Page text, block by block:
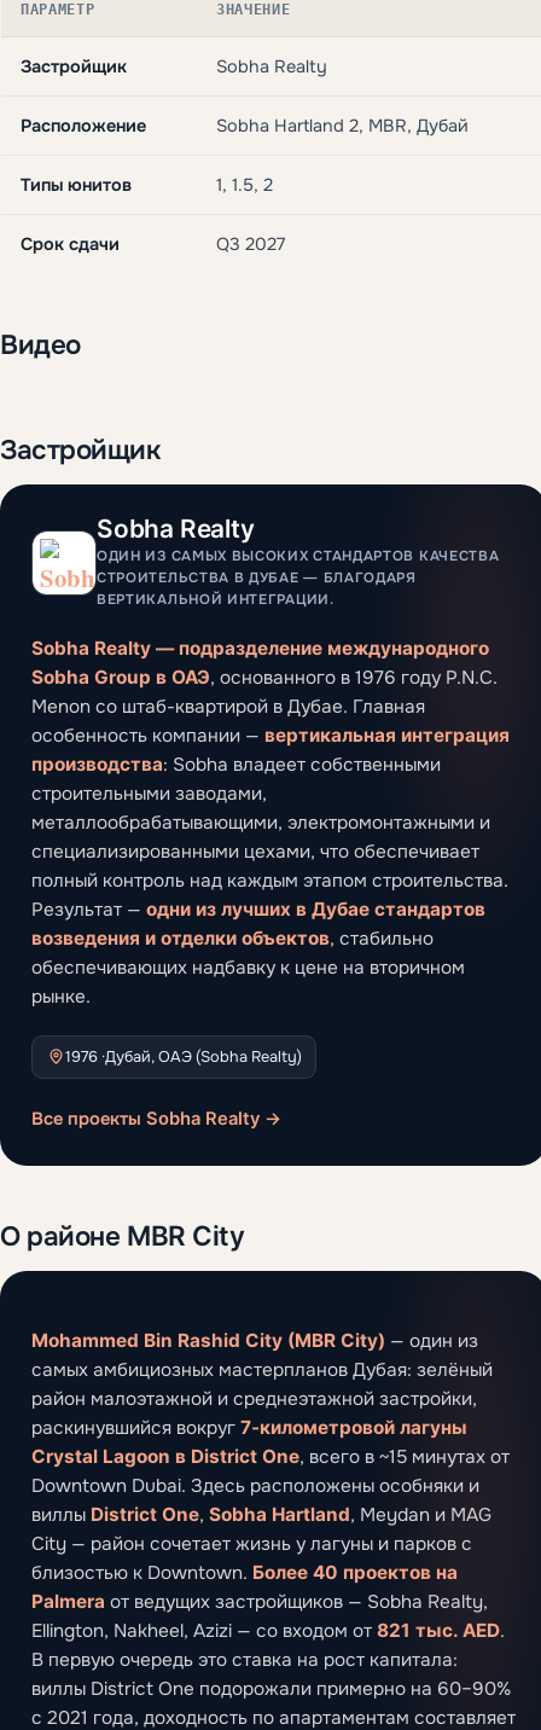
ПАРАМЕТР ЗНАЧЕНИЕ
Застройщик Sobha Realty
Расположение Sobha Hartland 2, MBR, Дубай
Типы юнитов 1, 1.5, 2
Срок сдачи Q3 2027
Видео
Застройщик
Sobha Realty
ОДИН ИЗ САМЫХ ВЫСОКИХ СТАНДАРТОВ КАЧЕСТВА
СТРОИТЕЛЬСТВА В ДУБАЕ — БЛАГОДАРЯ
ВЕРТИКАЛЬНОЙ ИНТЕГРАЦИИ.
Sobha Realty — подразделение международного
Sobha Group в ОАЭ, основанного в 1976 году P.N.C.
Menon со штаб-квартирой в Дубае. Главная
особенность компании — вертикальная интеграция
производства: Sobha владеет собственными
строительными заводами,
металлообрабатывающими, электромонтажными и
специализированными цехами, что обеспечивает
полный контроль над каждым этапом строительства.
Результат — одни из лучших в Дубае стандартов
возведения и отделки объектов, стабильно
обеспечивающих надбавку к цене на вторичном
рынке.
1976 ·Дубай, ОАЭ (Sobha Realty)
Все проекты Sobha Realty →
О районе MBR City
Mohammed Bin Rashid City (MBR City) — один из
самых амбициозных мастерпланов Дубая: зелёный
район малоэтажной и среднеэтажной застройки,
раскинувшийся вокруг 7-километровой лагуны
Crystal Lagoon в District One, всего в ~15 минутах от
Downtown Dubai. Здесь расположены особняки и
виллы District One, Sobha Hartland, Meydan и MAG
City — район сочетает жизнь у лагуны и парков с
близостью к Downtown. Более 40 проектов на
Palmera от ведущих застройщиков — Sobha Realty,
Ellington, Nakheel, Azizi — со входом от 821 тыс. AED.
В первую очередь это ставка на рост капитала:
виллы District One подорожали примерно на 60–90%
с 2021 года, доходность по апартаментам составляет